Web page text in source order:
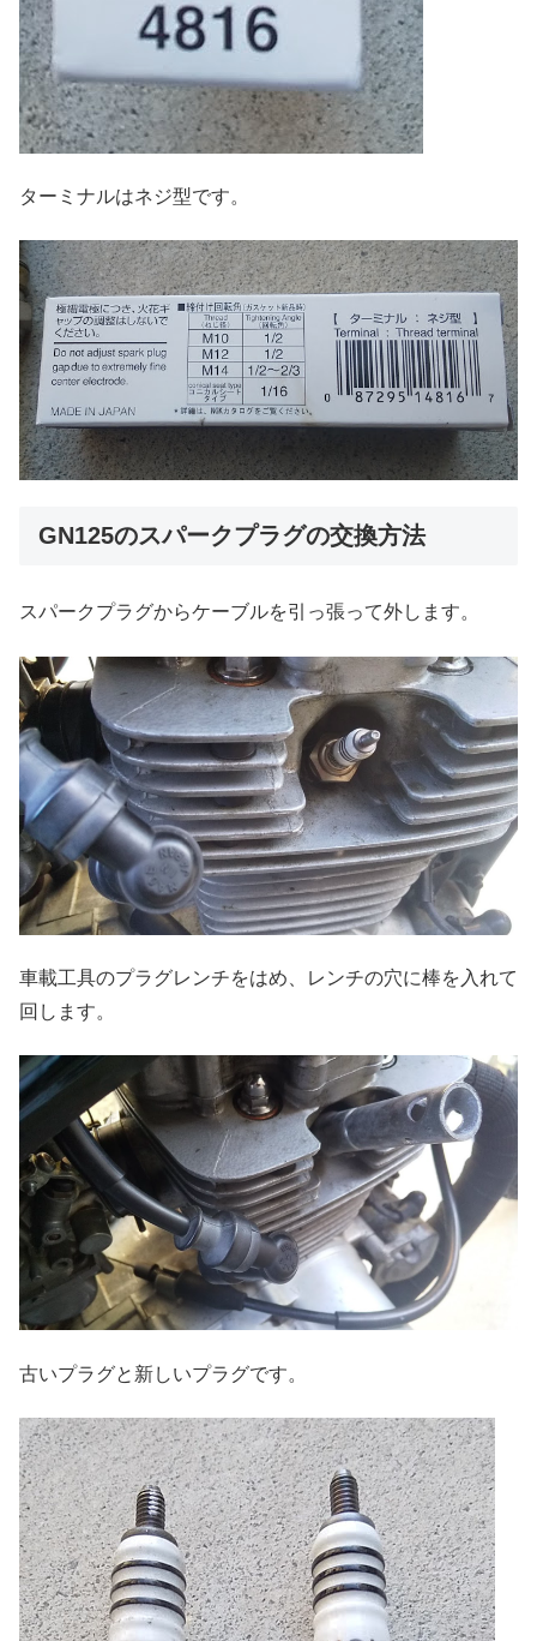
ターミナルはネジ型です。
GN125のスパークプラグの交換方法
スパークプラグからケーブルを引っ張って外します。
車載工具のプラグレンチをはめ、レンチの穴に棒を入れて
回します。
古いプラグと新しいプラグです。